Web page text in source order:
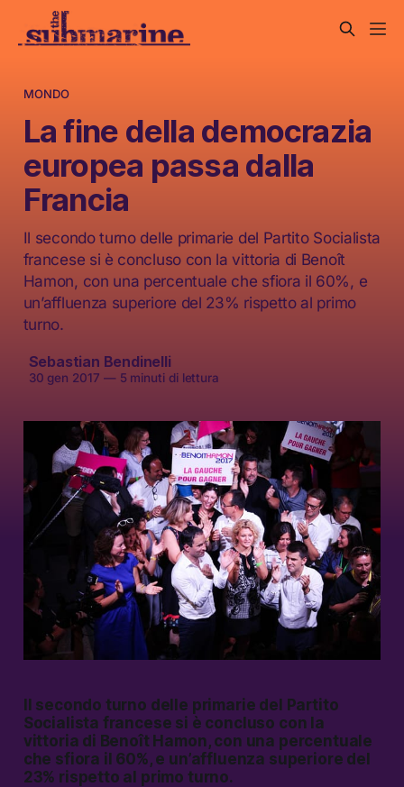
MONDO
La fine della democrazia
europea passa dalla
Francia
Il secondo turno delle primarie del Partito Socialista
francese si è concluso con la vittoria di Benoît
Hamon, con una percentuale che sfiora il 60%, e
un’affluenza superiore del 23% rispetto al primo
turno.
Sebastian Bendinelli
30 gen 2017 —5 minuti di lettura
Il secondo turno delle primarie del Partito
Socialista francese si è concluso con la
vittoria di Benoît Hamon, con una percentuale
che sfiora il 60%, e un’affluenza superiore del
23% rispetto al primo turno.